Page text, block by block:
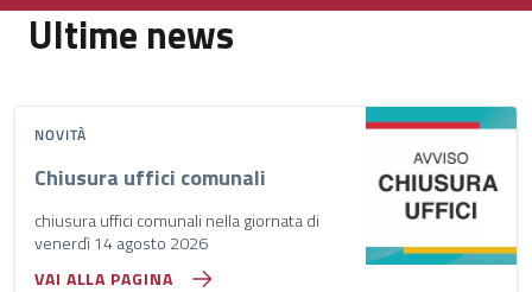
Comune di Neoneli
Contenuti in evidenza
Novità in evidenza
Ultime news
NOVITÀ
Chiusura uffici comunali
chiusura uffici comunali nella giornata di
venerdì 14 agosto 2026
VAI ALLA PAGINA